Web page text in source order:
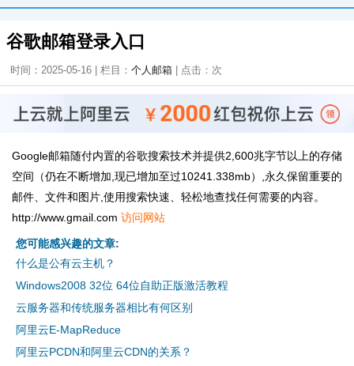
谷歌邮箱登录入口
时间：2025-05-16 | 栏目： 个人邮箱 | 点击： 次
Google邮箱随付内置的谷歌搜索技术并提供2,600兆字节以上的存储
空间（仍在不断增加,现已增加至过10241.338mb）,永久保留重要的
邮件、文件和图片,使用搜索快速、轻松地查找任何需要的内容。
http://www.gmail.com 访问网站
您可能感兴趣的文章:
什么是公有云主机？
Windows2008 32位 64位自助正版激活教程
云服务器和传统服务器相比有何区别
阿里云E-MapReduce
阿里云PCDN和阿里云CDN的关系？